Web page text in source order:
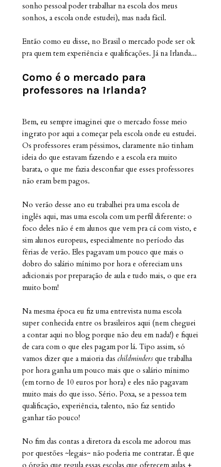
sonho pessoal poder trabalhar na escola dos meus
sonhos, a escola onde estudei), mas nada fácil.
Então como eu disse, no Brasil o mercado pode ser ok
pra quem tem experiência e qualificações. Já na Irlanda...
Como é o mercado para
professores na Irlanda?
Bem, eu sempre imaginei que o mercado fosse meio
ingrato por aqui a começar pela escola onde eu estudei.
Os professores eram péssimos, claramente não tinham
ideia do que estavam fazendo e a escola era muito
barata, o que me fazia desconfiar que esses professores
não eram bem pagos.
No verão desse ano eu trabalhei pra uma escola de
inglês aqui, mas uma escola com um perfil diferente: o
foco deles não é em alunos que vem pra cá com visto, e
sim alunos europeus, especialmente no período das
férias de verão. Eles pagavam um pouco que mais o
dobro do salário mínimo por hora e ofereciam uns
adicionais por preparação de aula e tudo mais, o que era
muito bom!
Na mesma época eu fiz uma entrevista numa escola
super conhecida entre os brasileiros aqui (nem cheguei
a contar aqui no blog porque não deu em nada!) e fiquei
de cara com o que eles pagam por lá. Tipo assim, só
vamos dizer que a maioria das childminders que trabalha
por hora ganha um pouco mais que o salário mínimo
(em torno de 10 euros por hora) e eles não pagavam
muito mais do que isso. Sério. Poxa, se a pessoa tem
qualificação, experiência, talento, não faz sentido
ganhar tão pouco!
No fim das contas a diretora da escola me adorou mas
por questões ~legais~ não poderia me contratar. É que
o órgão que regula essas escolas que oferecem aulas +